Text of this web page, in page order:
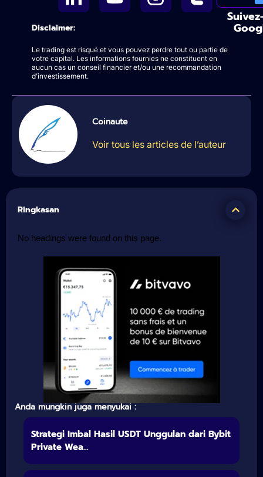
Disclaimer:
Le trading est risqué et vous pouvez perdre tout ou partie de
votre capital. Les informations fournies ne constituent en
aucun cas un conseil financier et/ou une recommandation
d’investissement.
Coinaute
Voir tous les articles de l’auteur
Ringkasan
No headings were found on this page.
Anda mungkin juga menyukai :
Strategi Imbal Hasil USDT Unggulan dari Bybit
Private Wea...